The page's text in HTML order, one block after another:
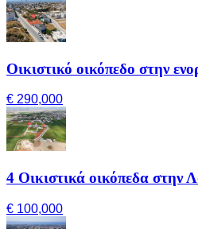
Οικιστικό οικόπεδο στην
€ 290,000
4 Οικιστικά οικόπεδα στην
€ 100,000